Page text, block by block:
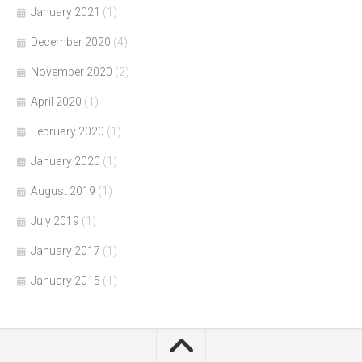
January 2021 (1)
December 2020 (4)
November 2020 (2)
April 2020 (1)
February 2020 (1)
January 2020 (1)
August 2019 (1)
July 2019 (1)
January 2017 (1)
January 2015 (1)